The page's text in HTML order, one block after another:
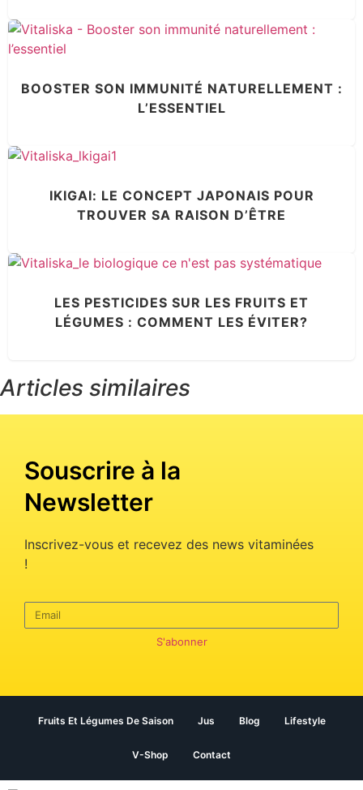
BOOSTER SON IMMUNITÉ NATURELLEMENT :
L’ESSENTIEL
IKIGAI: LE CONCEPT JAPONAIS POUR
TROUVER SA RAISON D’ÊTRE
LES PESTICIDES SUR LES FRUITS ET
LÉGUMES : COMMENT LES ÉVITER?
Articles similaires
Souscrire à la
Newsletter
Inscrivez-vous et recevez des news vitaminées
!
S'abonner
Fruits Et Légumes De Saison Jus Blog Lifestyle
V-Shop Contact